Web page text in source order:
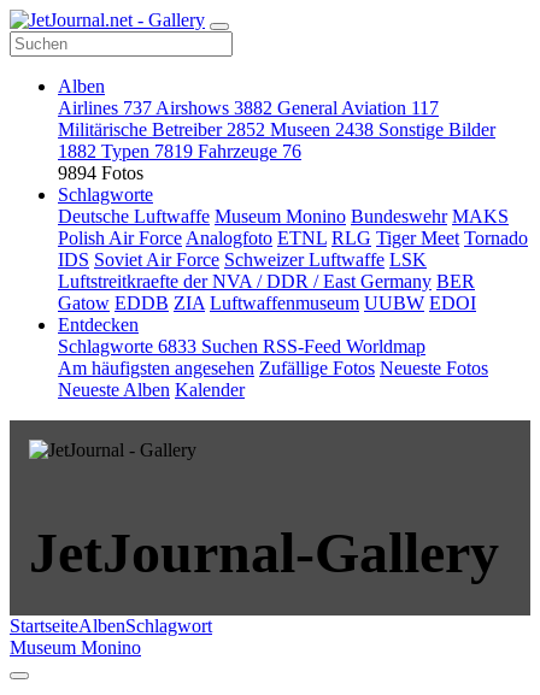
Alben
Airlines 737 Airshows 3882 General Aviation 117
Militärische Betreiber 2852 Museen 2438 Sonstige Bilder
1882 Typen 7819 Fahrzeuge 76
9894 Fotos
Schlagworte
Deutsche Luftwaffe Museum Monino Bundeswehr MAKS
Polish Air Force Analogfoto ETNL RLG Tiger Meet Tornado
IDS Soviet Air Force Schweizer Luftwaffe LSK
Luftstreitkraefte der NVA / DDR / East Germany BER
Gatow EDDB ZIA Luftwaffenmuseum UUBW EDOI
Entdecken
Schlagworte 6833 Suchen RSS-Feed Worldmap
Am häufigsten angesehen Zufällige Fotos Neueste Fotos
Neueste Alben Kalender
JetJournal-Gallery
StartseiteAlbenSchlagwort
Museum Monino